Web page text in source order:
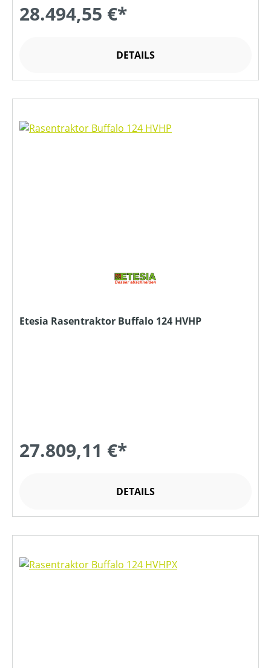
28.494,55 €*
DETAILS
Etesia Rasentraktor Buffalo 124 HVHP
27.809,11 €*
DETAILS